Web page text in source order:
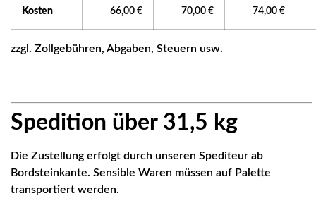
Kosten 66,00 € 70,00 € 74,00 €
zzgl. Zollgebühren, Abgaben, Steuern usw.
Spedition über 31,5 kg
Die Zustellung erfolgt durch unseren Spediteur ab
Bordsteinkante. Sensible Waren müssen auf Palette
transportiert werden.